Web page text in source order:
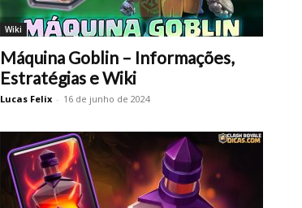
Wiki
Máquina Goblin – Informações,
Estratégias e Wiki
Lucas Felix - 16 de junho de 2024